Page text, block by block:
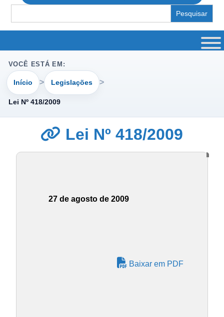
for:
VOCÊ ESTÁ EM:
Início Legislações
Lei Nº 418/2009
Lei Nº 418/2009
27 de agosto de 2009
Baixar em PDF